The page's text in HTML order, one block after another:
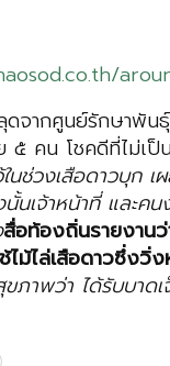
จากศูนย์รักษาพันธุ์
๕ คน โชคดีที่ไม่เป็
นช่วงเสือดาวบุก
นั้นเจ้าหน้าที่ และค
สื่อท้องถิ่นรายงานว่
ไม้ไล่เสือดาวซึ่งวิ่
าพว่า ได้รับบาดเ